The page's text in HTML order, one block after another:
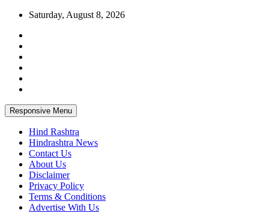
Skip
content
Saturday, August 8, 2026
Responsive Menu
Hind Rashtra
Hindrashtra News
Contact Us
About Us
Disclaimer
Privacy Policy
Terms & Conditions
Advertise With Us